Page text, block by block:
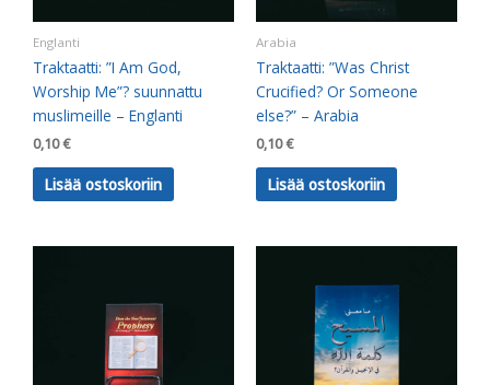
Englanti
Traktaatti: ”I Am God,
Worship Me”? suunnattu
muslimeille – Englanti
0,10€
Lisää ostoskoriin
Arabia
Traktaatti: ”Was Christ
Crucified? Or Someone
else?” – Arabia
0,10€
Lisää ostoskoriin